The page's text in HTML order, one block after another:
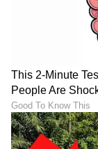
Shetty
ಶೇ.50 ರಿಂದ
ಟ್ರಂಪ್
Trade Deal |